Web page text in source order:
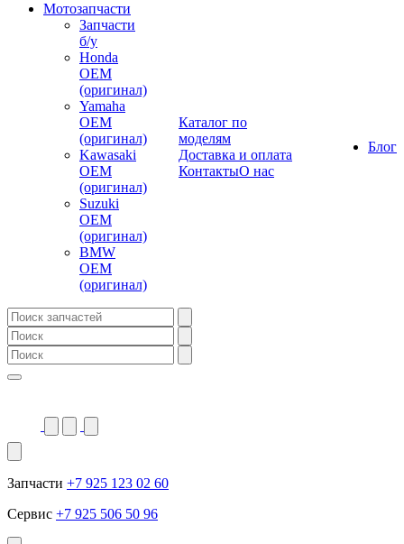
Мотозапчасти
Запчасти
б/у
Honda
OEM
(оригинал)
Yamaha
OEM
(оригинал)
Kawasaki
OEM
(оригинал)
Suzuki
OEM
(оригинал)
BMW
OEM
(оригинал)
Каталог по
моделям
Доставка и оплата
КонтактыО нас
Блог
Запчасти +7 925 123 02 60
Сервис +7 925 506 50 96